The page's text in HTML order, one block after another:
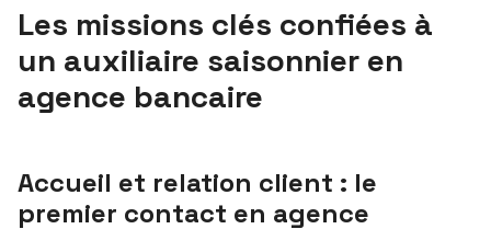
Les missions clés confiées à
un auxiliaire saisonnier en
agence bancaire
Accueil et relation client : le
premier contact en agence